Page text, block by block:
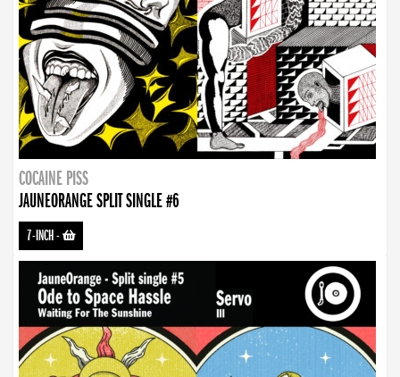
COCAINE PISS
JAUNEORANGE SPLIT SINGLE #6
7-INCH-